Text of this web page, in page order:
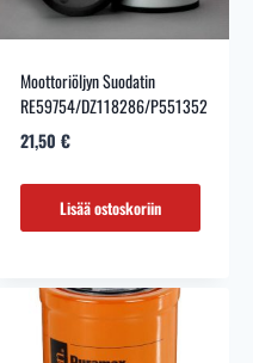
Moottoriöljyn Suodatin
RE59754/DZ118286/P551352
21,50 €
Lisää ostoskoriin